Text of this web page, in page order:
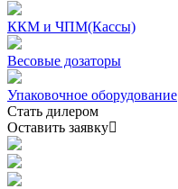
ККМ и ЧПМ(Кассы)
Весовые дозаторы
Упаковочное оборудование
Стать дилером
Оставить заявку